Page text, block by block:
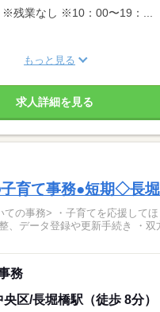
※残業なし ※10：00〜19：...
もっと見る
求人詳細を見る
育て事務●短期◇長
ての事務> ・子育てを応援して
、データ登録や更新手続き ・双
務
区/長堀橋駅（徒歩 8分）